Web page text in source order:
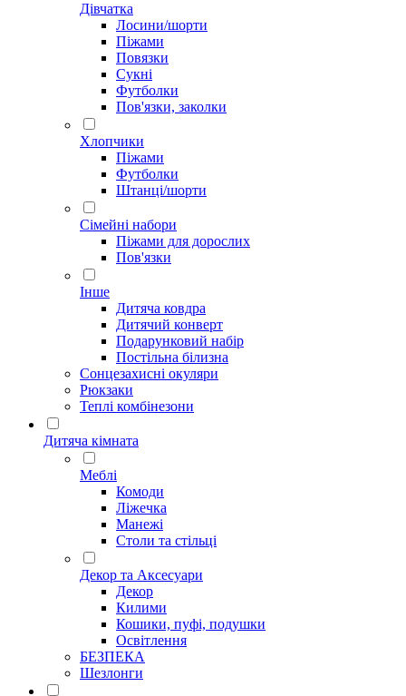
Дівчатка
Лосини/шорти
Піжами
Повязки
Сукні
Футболки
Пов'язки, заколки
Хлопчики
Піжами
Футболки
Штанці/шорти
Сімейні набори
Піжами для дорослих
Пов'язки
Інше
Дитяча ковдра
Дитячий конверт
Подарунковий набір
Постільна білизна
Сонцезахисні окуляри
Рюкзаки
Теплі комбінезони
Дитяча кімната
Меблі
Комоди
Ліжечка
Манежі
Столи та стільці
Декор та Аксесуари
Декор
Килими
Кошики, пуфі, подушки
Освітлення
БЕЗПЕКА
Шезлонги